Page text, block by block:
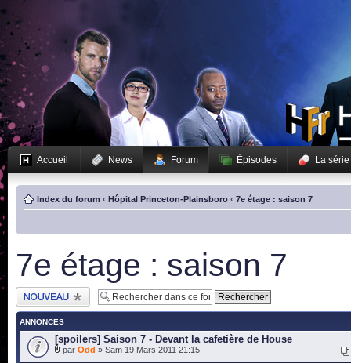
Accueil News Forum Épisodes La série
Index du forum ‹ Hôpital Princeton-Plainsboro ‹ 7e étage : saison 7
7e étage : saison 7
Publier un nouveau
sujet
ANNONCES
[spoilers] Saison 7 - Devant la cafetière de House
par Odd » Sam 19 Mars 2011 21:15